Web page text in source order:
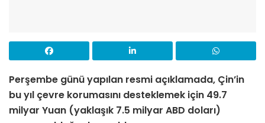
Perşembe günü yapılan resmi açıklamada, Çin’in
bu yıl çevre korumasını desteklemek için 49.7
milyar Yuan (yaklaşık 7.5 milyar ABD doları)